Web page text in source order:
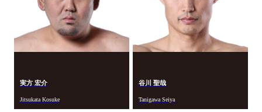
実方 宏介
Jitsukata Kosuke
谷川 聖哉
Tanigawa Seiya